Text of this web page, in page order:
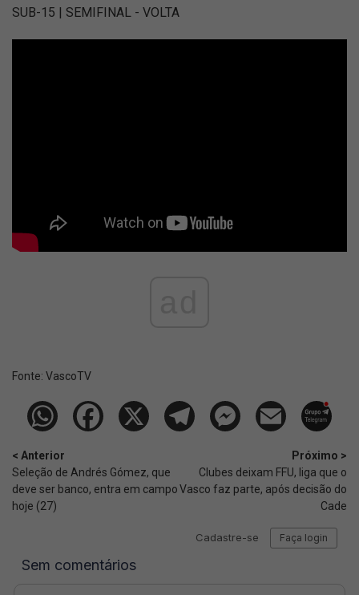
SUB-15 | SEMIFINAL - VOLTA
Fonte: VascoTV
< Anterior
Seleção de Andrés Gómez, que
deve ser banco, entra em campo
hoje (27)
Próximo >
Clubes deixam FFU, liga que o
Vasco faz parte, após decisão do
Cade